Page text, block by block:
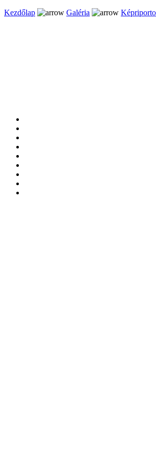
Kezdőlap Galéria